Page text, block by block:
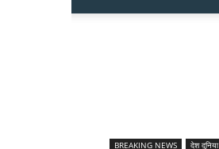
BREAKING NEWS देश दुनिया